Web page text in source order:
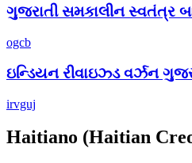
ગુજરાતી સમકાલીન સ્વતંત્ર
ogcb
ઇન્ડિયન રીવાઇઝ્ડ વર્ઝન
irvguj
Haitiano (Haitian